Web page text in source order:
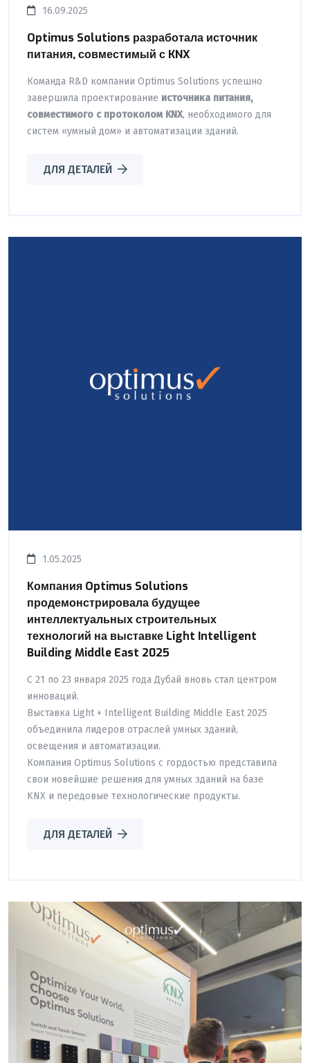
16.09.2025
Optimus Solutions разработала источник
питания, совместимый с KNX
Команда R&D компании Optimus Solutions успешно
завершила проектирование источника питания,
совместимого с протоколом KNX, необходимого для
систем «умный дом» и автоматизации зданий.
ДЛЯ ДЕТАЛЕЙ
1.05.2025
Компания Optimus Solutions
продемонстрировала будущее
интеллектуальных строительных
технологий на выставке Light Intelligent
Building Middle East 2025
С 21 по 23 января 2025 года Дубай вновь стал центром
инноваций.
Выставка Light + Intelligent Building Middle East 2025
объединила лидеров отраслей умных зданий,
освещения и автоматизации.
Компания Optimus Solutions с гордостью представила
свои новейшие решения для умных зданий на базе
KNX и передовые технологические продукты.
ДЛЯ ДЕТАЛЕЙ